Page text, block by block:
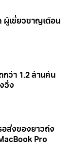
ผู้เชี่ยวชาญเตือน
กว่า 1.2 ล้านคัน
วิ่ง
อส่งของยาวถึง
Pro